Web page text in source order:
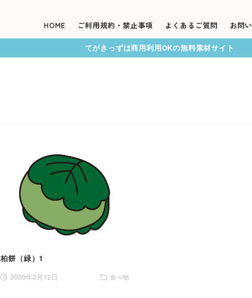
HOME ご利用規約・禁止事項 よくあるご質問 お問
てがきっずは商用利用OKの無料素材サイト
柏餅（緑）1
2020年3月12日 食べ物